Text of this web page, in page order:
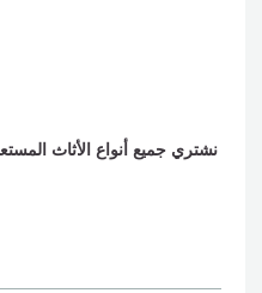
نشتري جميع أنواع الأثاث